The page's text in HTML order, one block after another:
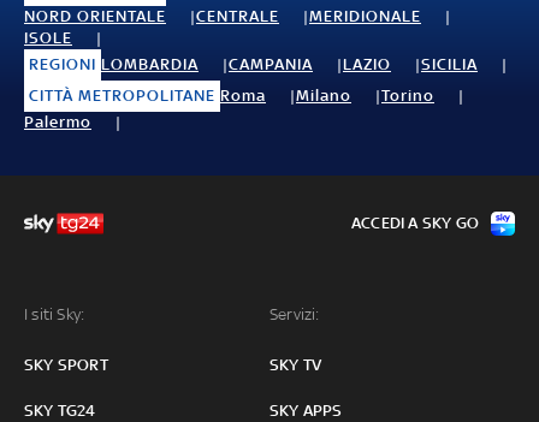
NORD ORIENTALE
CENTRALE
MERIDIONALE
ISOLE
REGIONI LOMBARDIA CAMPANIA LAZIO
SICILIA
CITTÀ METROPOLITANE Roma Milano
Torino
Palermo
I siti Sky:
SKY SPORT
SKY TG24
Servizi:
SKY TV
SKY APPS
ACCEDI A SKY GO